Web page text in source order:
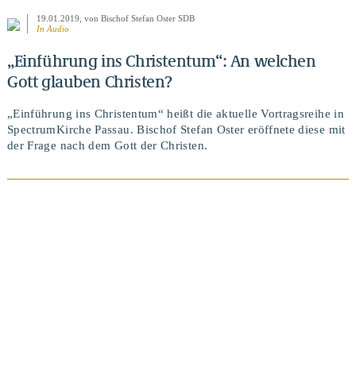
19.01.2019 , von Bischof Stefan Oster SDB
In Audio
„Einführung ins Christentum“: An welchen
Gott glauben Christen?
„Einführung ins Christentum“ heißt die aktuelle Vortragsreihe in
SpectrumKirche Passau. Bischof Stefan Oster eröffnete diese mit
der Frage nach dem Gott der Christen.